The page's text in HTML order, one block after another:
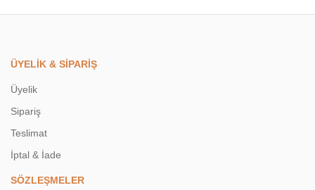
ÜYELİK & SİPARİŞ
Üyelik
Sipariş
Teslimat
İptal & İade
SÖZLEŞMELER